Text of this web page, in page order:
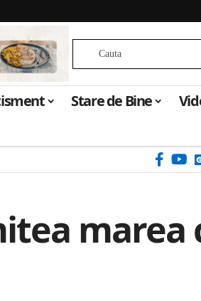
Stare de Bine
marea